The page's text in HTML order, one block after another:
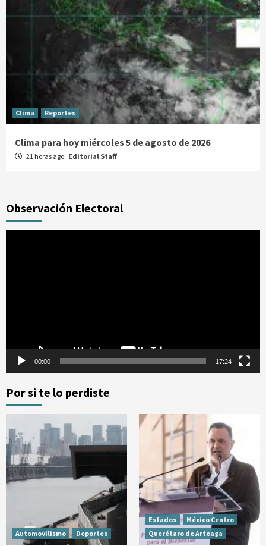
Clima Reportes
Clima para hoy miércoles 5 de agosto de 2026
21 horas ago Editorial Staff
Observación Electoral
00:00 17:24
Por si te lo perdiste
Automovilismo Deportes
Estados
México Centro
Querétaro de Arteaga